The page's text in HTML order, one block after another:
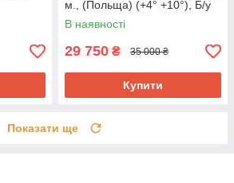
м., (Польща) (+4° +10°), Б/у
В наявності
29 750 ₴ 35 000 ₴
Купити
Показати ще